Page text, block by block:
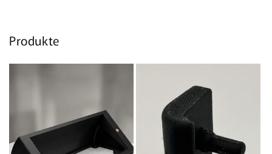
Produkte